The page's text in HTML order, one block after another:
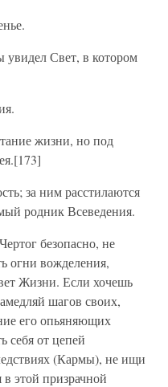
Свет, в котором
жизни, но под
за ним расстилаются
родник Всеведения.
безопасно, не
огни вожделения,
Жизни. Если хочешь
шагов своих,
его опьяняющих
себя от цепей
(Кармы), не ищи
в этой призрачной